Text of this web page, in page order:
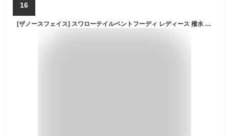
16
[ザノースフェイス] スワローテイルベントフーディ レディース 撥水 防風 軽量 ブラック S